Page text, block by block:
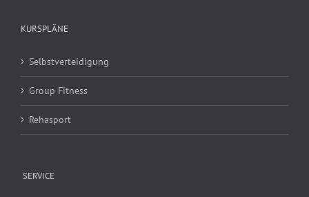
KURSPLÄNE
Selbstverteidigung
Group Fitness
Rehasport
SERVICE